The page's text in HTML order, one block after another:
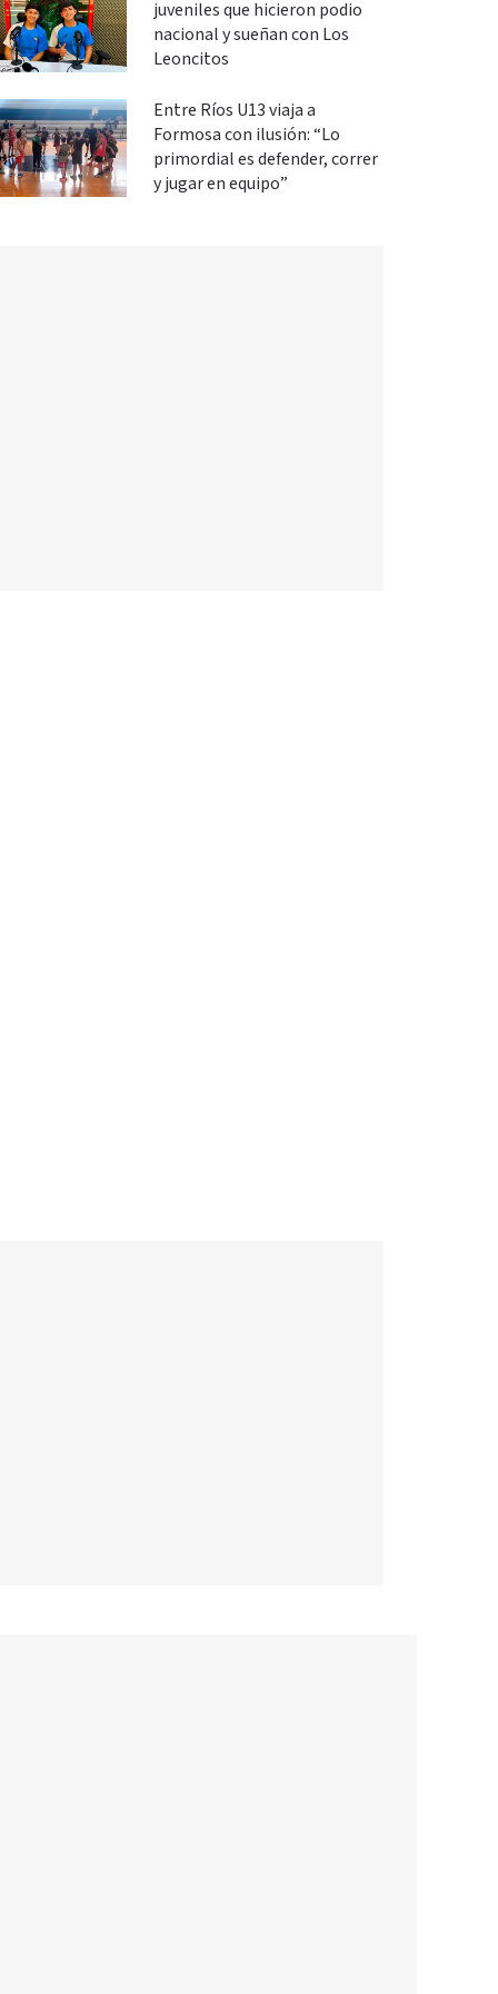
juveniles que hicieron podio
nacional y sueñan con Los
Leoncitos
Entre Ríos U13 viaja a
Formosa con ilusión: “Lo
primordial es defender, correr
y jugar en equipo”